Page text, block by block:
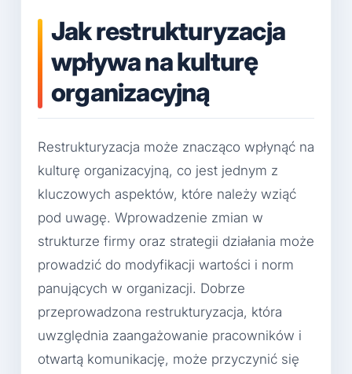
Jak restrukturyzacja
wpływa na kulturę
organizacyjną
Restrukturyzacja może znacząco wpłynąć na
kulturę organizacyjną, co jest jednym z
kluczowych aspektów, które należy wziąć
pod uwagę. Wprowadzenie zmian w
strukturze firmy oraz strategii działania może
prowadzić do modyfikacji wartości i norm
panujących w organizacji. Dobrze
przeprowadzona restrukturyzacja, która
uwzględnia zaangażowanie pracowników i
otwartą komunikację, może przyczynić się